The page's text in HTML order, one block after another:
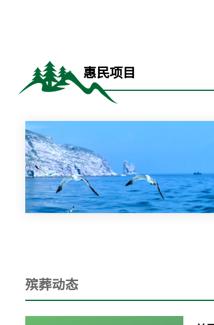
惠民项目
殡葬动态